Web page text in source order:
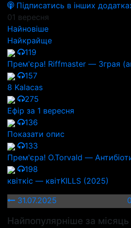
Підписатись в інших
01 вересня
Найновіше
Найкрайще
119
Прем'єра! Riffmaster — Зграя
157
8 Kalacas
275
Ефір за 1 вересня
136
Показати опис
133
Прем'єра! O.Torvald —
198
квіткіс — квітKILLS (2025)
31.07.2025
Найпопулярніше за місяць